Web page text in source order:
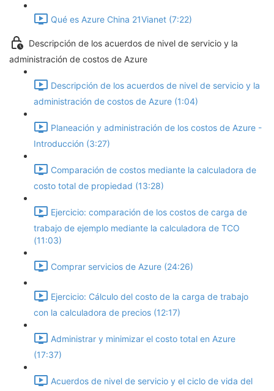
Qué es Azure China 21Vianet (7:22)
Descripción de los acuerdos de nivel de servicio y la
administración de costos de Azure
Descripción de los acuerdos de nivel de servicio y la
administración de costos de Azure (1:04)
Planeación y administración de los costos de Azure -
Introducción (3:27)
Comparación de costos mediante la calculadora de
costo total de propiedad (13:28)
Ejercicio: comparación de los costos de carga de
trabajo de ejemplo mediante la calculadora de TCO
(11:03)
Comprar servicios de Azure (24:26)
Ejercicio: Cálculo del costo de la carga de trabajo
con la calculadora de precios (12:17)
Administrar y minimizar el costo total en Azure
(17:37)
Acuerdos de nivel de servicio y el ciclo de vida del